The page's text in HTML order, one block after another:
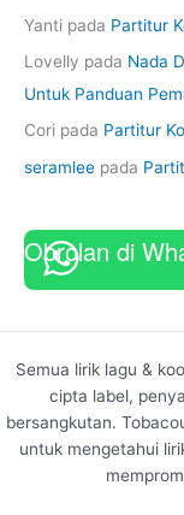
Yanti pada Partitur
Lovelly pada Nada
Untuk Panduan
Cori pada Partitur
seramlee pada
Obrolan di
Semua lirik lagu &
cipta label,
bersangkutan.
untuk mengetahui